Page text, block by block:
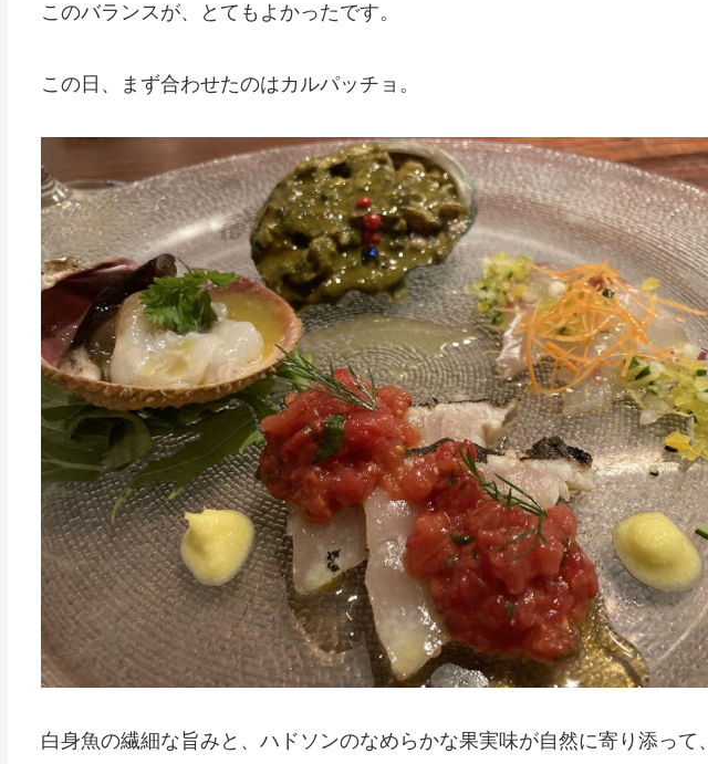
このバランスが、とてもよかったです。
この日、まず合わせたのはカルパッチョ。
白身魚の繊細な旨みと、ハドソンのなめらかな果実味が自然に寄り添って、